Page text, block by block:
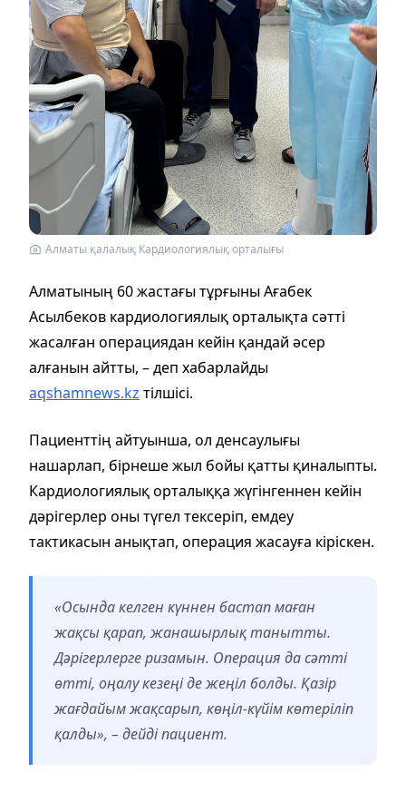
Алматы қалалық Кардиологиялық орталығы
Алматының 60 жастағы тұрғыны Ағабек
Асылбеков кардиологиялық орталықта сәтті
жасалған операциядан кейін қандай әсер
алғанын айтты, – деп хабарлайды
aqshamnews.kz тілшісі.
Пациенттің айтуынша, ол денсаулығы
нашарлап, бірнеше жыл бойы қатты қиналыпты.
Кардиологиялық орталыққа жүгінгеннен кейін
дәрігерлер оны түгел тексеріп, емдеу
тактикасын анықтап, операция жасауға кіріскен.
«Осында келген күннен бастап маған
жақсы қарап, жанашырлық танытты.
Дәрігерлерге ризамын. Операция да сәтті
өтті, оңалу кезеңі де жеңіл болды. Қазір
жағдайым жақсарып, көңіл-күйім көтеріліп
қалды», – дейді пациент.